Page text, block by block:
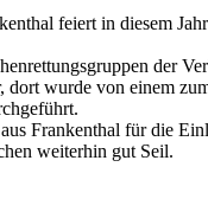
feiert in diesem
der
wurde von einem
Frankenthal für die
weiterhin gut Seil.